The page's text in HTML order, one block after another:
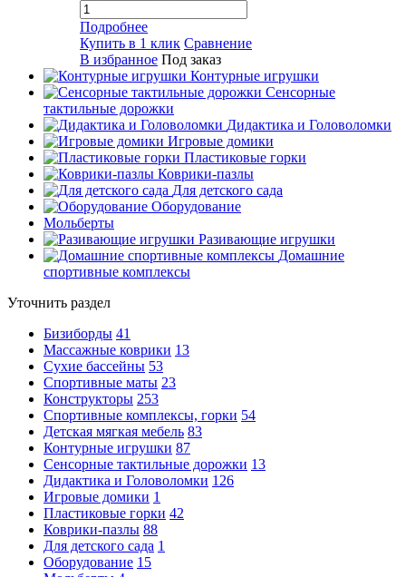
Подробнее
Купить в 1 клик Сравнение
В избранное Под заказ
Контурные игрушки
Сенсорные
тактильные дорожки
Дидактика и Головоломки
Игровые домики
Пластиковые горки
Коврики-пазлы
Для детского сада
Оборудование
Мольберты
Разивающие игрушки
Домашние
спортивные комплексы
Уточнить раздел
Бизиборды 41
Массажные коврики 13
Сухие бассейны 53
Спортивные маты 23
Конструкторы 253
Спортивные комплексы, горки 54
Детская мягкая мебель 83
Контурные игрушки 87
Сенсорные тактильные дорожки 13
Дидактика и Головоломки 126
Игровые домики 1
Пластиковые горки 42
Коврики-пазлы 88
Для детского сада 1
Оборудование 15